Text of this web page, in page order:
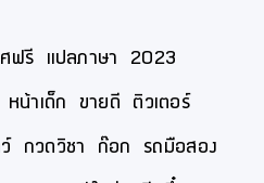
ศฟรี แปลภาษา 2023
หน้าเด็ก ขายดี ติวเตอร์
กวดวิชา ก๊อก รถมือสอง